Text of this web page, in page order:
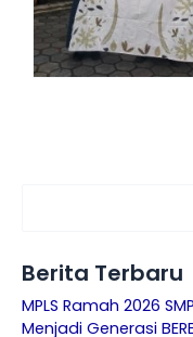
Berita Terbaru
MPLS Ramah 2026
Menjadi Generasi